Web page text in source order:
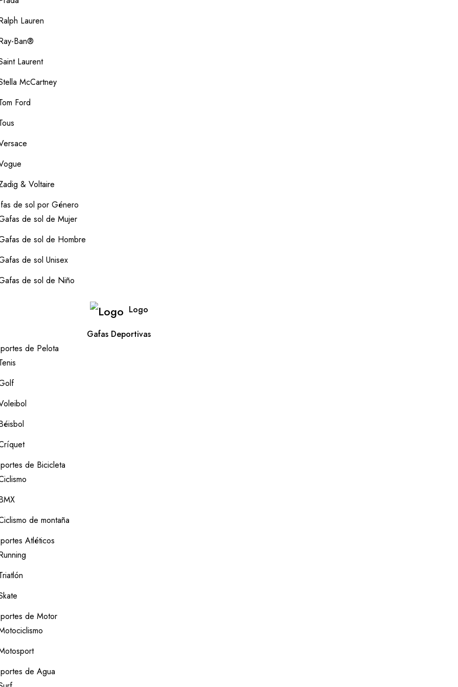
Lauren
Ban®
Laurent
McCartney
Ford
& Voltaire
de sol por Género
de sol de Mujer
de sol de Hombre
de sol Unisex
de sol de Niño
Logo
Gafas Deportivas
de Pelota
de Bicicleta
de montaña
Atléticos
de Motor
de Agua